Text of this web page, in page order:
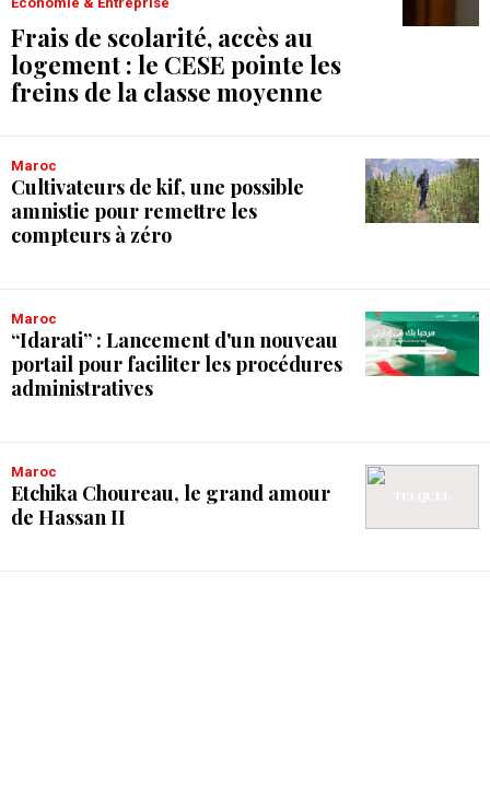
Frais de scolarité, accès au
logement : le CESE pointe les
freins de la classe moyenne
Maroc
Cultivateurs de kif, une possible
amnistie pour remettre les
compteurs à zéro
Maroc
“Idarati” : Lancement d'un nouveau
portail pour faciliter les procédures
administratives
Maroc
Etchika Choureau, le grand amour
de Hassan II